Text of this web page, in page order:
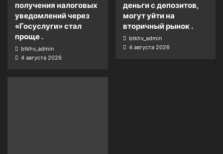
получения налоговых
уведомлений через
«Госуслуги» стал
проще .
btkhv_admin
4 августа 2026
деньги с депозитов,
могут уйти на
вторичный рынок .
btkhv_admin
4 августа 2026